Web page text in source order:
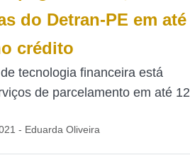
do Detran-PE em até
crédito
tecnologia financeira está
de parcelamento em até 12
- Eduarda Oliveira